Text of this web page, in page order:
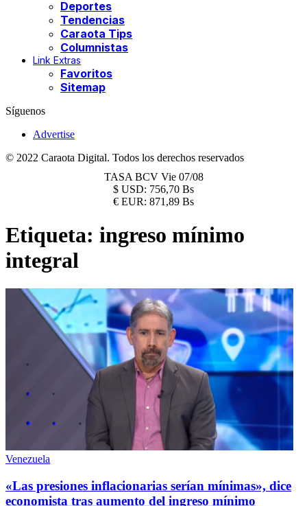
Deportes
Tendencias
Caraota Tips
Columnistas
Link Extras
Favoritos
Sitemap
Síguenos
Advertise
© 2022 Caraota Digital. Todos los derechos reservados
TASA BCV Vie 07/08
$ USD: 756,70 Bs
€ EUR: 871,89 Bs
Etiqueta: ingreso mínimo
integral
Venezuela
«Las presiones inflacionarias serían mínimas», dice
economista tras aumento del ingreso mínimo